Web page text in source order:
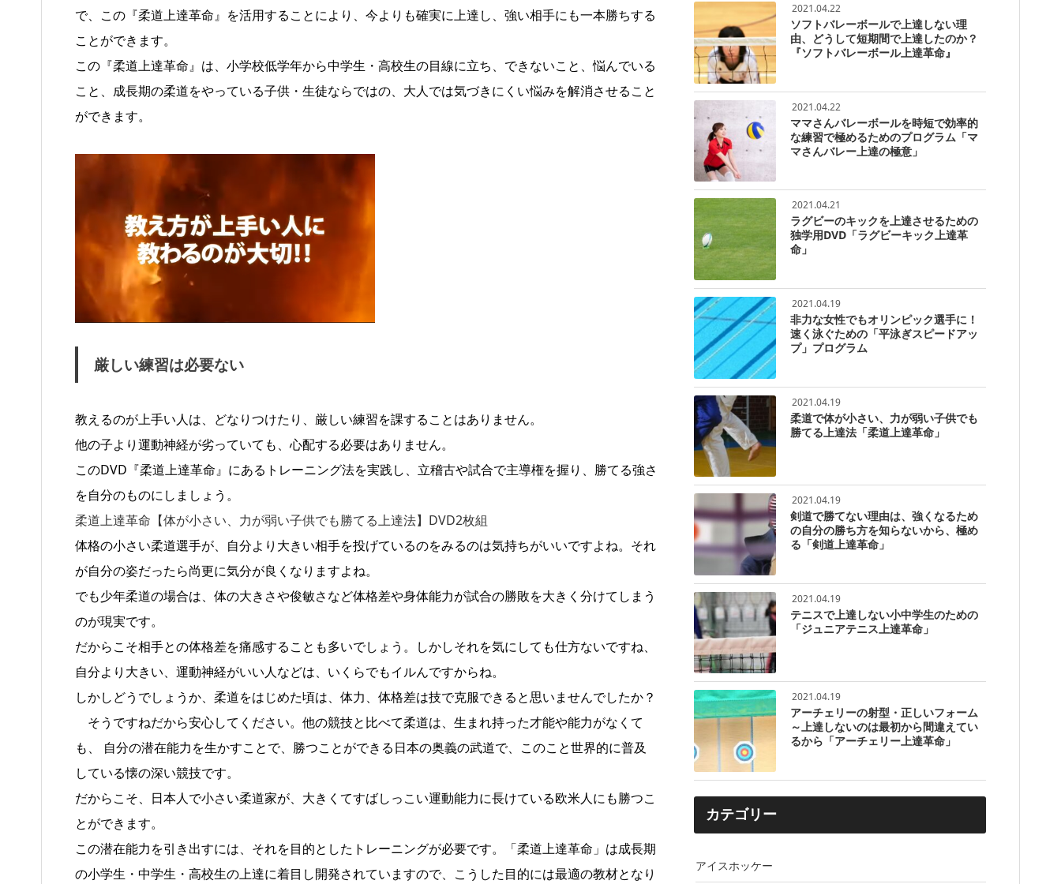
で、この『柔道上達革命』を活用することにより、今よりも確実に上達し、強い相手にも一本勝ちする
ことができます。
この『柔道上達革命』は、小学校低学年から中学生・高校生の目線に立ち、できないこと、悩んでいる
こと、成長期の柔道をやっている子供・生徒ならではの、大人では気づきにくい悩みを解消させること
ができます。
厳しい練習は必要ない
教えるのが上手い人は、どなりつけたり、厳しい練習を課することはありません。
他の子より運動神経が劣っていても、心配する必要はありません。
このDVD『柔道上達革命』にあるトレーニング法を実践し、立稽古や試合で主導権を握り、勝てる強さ
を自分のものにしましょう。
柔道上達革命【体が小さい、力が弱い子供でも勝てる上達法】DVD2枚組
体格の小さい柔道選手が、自分より大きい相手を投げているのをみるのは気持ちがいいですよね。それ
が自分の姿だったら尚更に気分が良くなりますよね。
でも少年柔道の場合は、体の大きさや俊敏さなど体格差や身体能力が試合の勝敗を大きく分けてしまう
のが現実です。
だからこそ相手との体格差を痛感することも多いでしょう。しかしそれを気にしても仕方ないですね、
自分より大きい、運動神経がいい人などは、いくらでもイルんですからね。
しかしどうでしょうか、柔道をはじめた頃は、体力、体格差は技で克服できると思いませんでしたか？
そうですねだから安心してください。他の競技と比べて柔道は、生まれ持った才能や能力がなくて
も、 自分の潜在能力を生かすことで、勝つことができる日本の奥義の武道で、このこと世界的に普及
している懐の深い競技です。
だからこそ、日本人で小さい柔道家が、大きくてすばしっこい運動能力に長けている欧米人にも勝つこ
とができます。
この潜在能力を引き出すには、それを目的としたトレーニングが必要です。「柔道上達革命」は成長期
の小学生・中学生・高校生の上達に着目し開発されていますので、こうした目的には最適の教材となり
2021.04.22
ソフトバレーボールで上達しない理
由、どうして短期間で上達したのか？
『ソフトバレーボール上達革命』
2021.04.22
ママさんバレーボールを時短で効率的
な練習で極めるためのプログラム「マ
マさんバレー上達の極意」
2021.04.21
ラグビーのキックを上達させるための
独学用DVD「ラグビーキック上達革
命」
2021.04.19
非力な女性でもオリンピック選手に！
速く泳ぐための「平泳ぎスピードアッ
プ」プログラム
2021.04.19
柔道で体が小さい、力が弱い子供でも
勝てる上達法「柔道上達革命」
2021.04.19
剣道で勝てない理由は、強くなるため
の自分の勝ち方を知らないから、極め
る「剣道上達革命」
2021.04.19
テニスで上達しない小中学生のための
「ジュニアテニス上達革命」
2021.04.19
アーチェリーの射型・正しいフォーム
～上達しないのは最初から間違えてい
るから「アーチェリー上達革命」
カテゴリー
アイスホッケー